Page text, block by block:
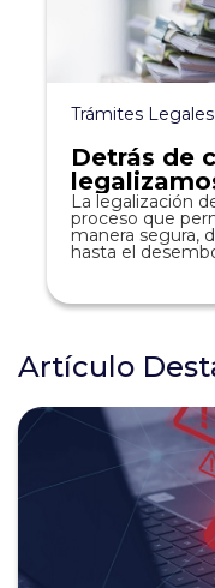
Trámites
Detrás de
paso.
La legalización
proceso que
manera segura,
hasta el
Artículo